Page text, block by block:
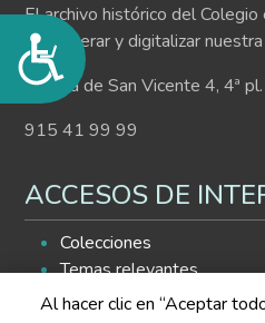
Accesibilidad
El archivo histórico del
a recuperar y digitalizar
Cuesta de San Vicente 4, 4ª
915 41 99 99
ACCESOS DE
Colecciones
Temas relevantes
Histograma
Al hacer clic en “Aceptar